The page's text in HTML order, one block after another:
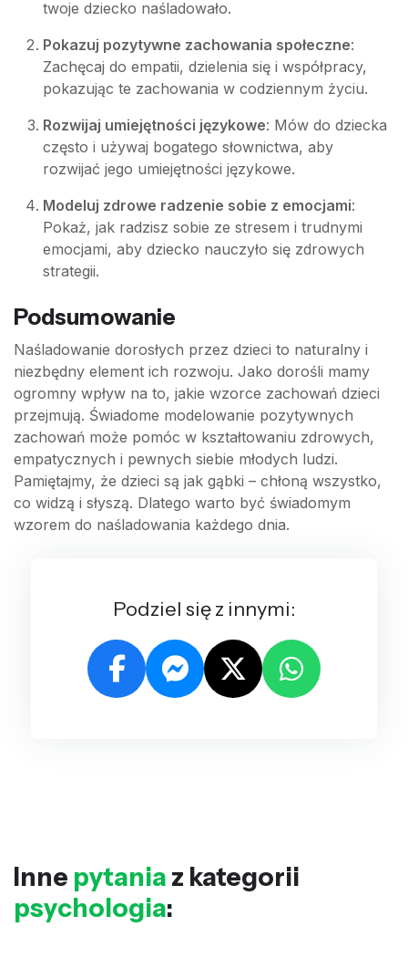
twoje dziecko naśladowało.
Pokazuj pozytywne zachowania społeczne:
Zachęcaj do empatii, dzielenia się i współpracy,
pokazując te zachowania w codziennym życiu.
Rozwijaj umiejętności językowe: Mów do dziecka
często i używaj bogatego słownictwa, aby
rozwijać jego umiejętności językowe.
Modeluj zdrowe radzenie sobie z emocjami:
Pokaż, jak radzisz sobie ze stresem i trudnymi
emocjami, aby dziecko nauczyło się zdrowych
strategii.
Podsumowanie
Naśladowanie dorosłych przez dzieci to naturalny i
niezbędny element ich rozwoju. Jako dorośli mamy
ogromny wpływ na to, jakie wzorce zachowań dzieci
przejmują. Świadome modelowanie pozytywnych
zachowań może pomóc w kształtowaniu zdrowych,
empatycznych i pewnych siebie młodych ludzi.
Pamiętajmy, że dzieci są jak gąbki – chłoną wszystko,
co widzą i słyszą. Dlatego warto być świadomym
wzorem do naśladowania każdego dnia.
Podziel się z innymi:
Inne pytania z kategorii
psychologia: